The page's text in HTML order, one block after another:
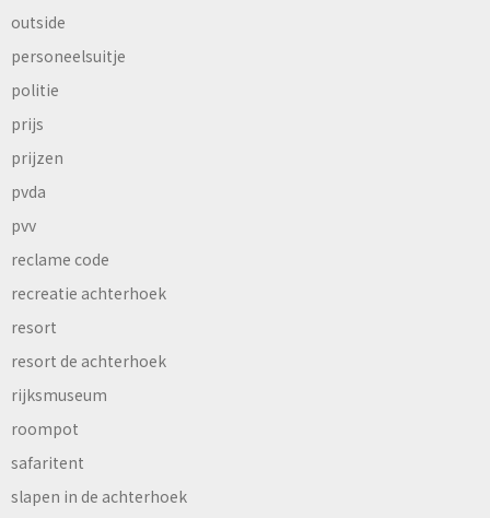
outside
personeelsuitje
politie
prijs
prijzen
pvda
pvv
reclame code
recreatie achterhoek
resort
resort de achterhoek
rijksmuseum
roompot
safaritent
slapen in de achterhoek